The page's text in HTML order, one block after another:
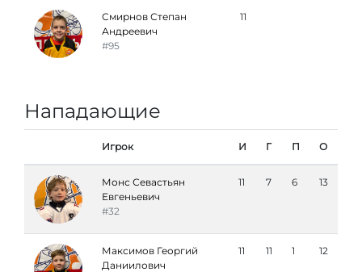
Смирнов Степан
Андреевич
#95
11
Нападающие
Игрок И Г П О
Монс Севастьян
Евгеньевич
#32
11 7 6 13
Максимов Георгий
Даниилович
11 11 1 12